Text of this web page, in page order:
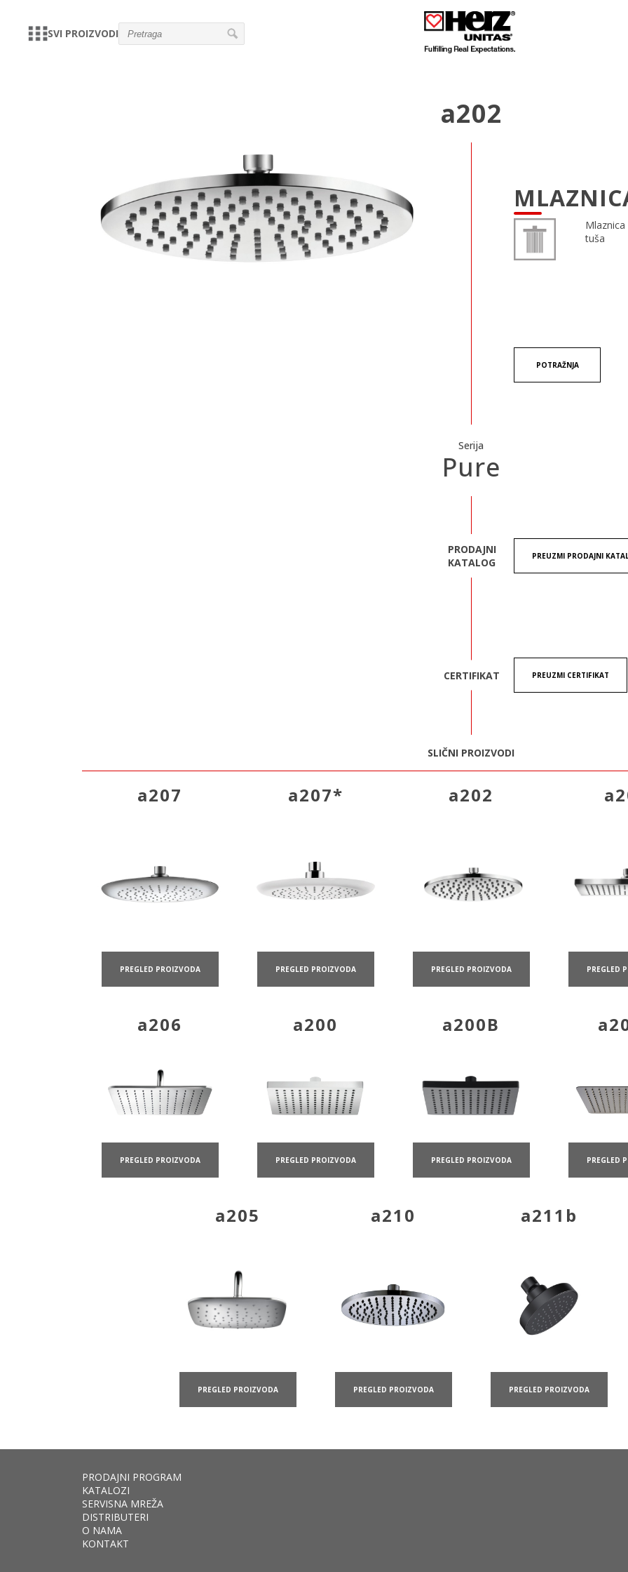
SVI PROIZVODI
a202
Mlaznica
tuša
POTRAŽNJA
Serija
Pure
PRODAJNI
KATALOG
PREUZMI PRODAJNI
CERTIFIKAT PREUZMI CERTIFIKAT
SLIČNI PROIZVODI
a207
PREGLED PROIZVODA
a207*
PREGLED PROIZVODA
a202
PREGLED PROIZVODA PREGLED
a206
PREGLED PROIZVODA
a200
PREGLED PROIZVODA
a200B
PREGLED PROIZVODA PREGLED
a205
PREGLED PROIZVODA
a210
PREGLED PROIZVODA
a211b
PREGLED PROIZVODA
PRODAJNI PROGRAM
KATALOZI
SERVISNA MREŽA
DISTRIBUTERI
O NAMA
KONTAKT